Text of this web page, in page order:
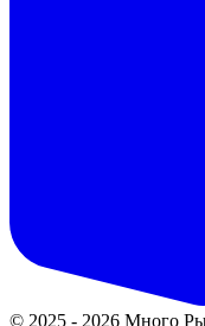
© 2025 - 2026 Много